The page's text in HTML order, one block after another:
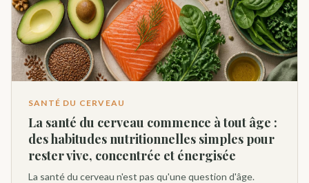
SANTÉ DU CERVEAU
La santé du cerveau commence à tout âge :
des habitudes nutritionnelles simples pour
rester vive, concentrée et énergisée
La santé du cerveau n'est pas qu'une question d'âge.